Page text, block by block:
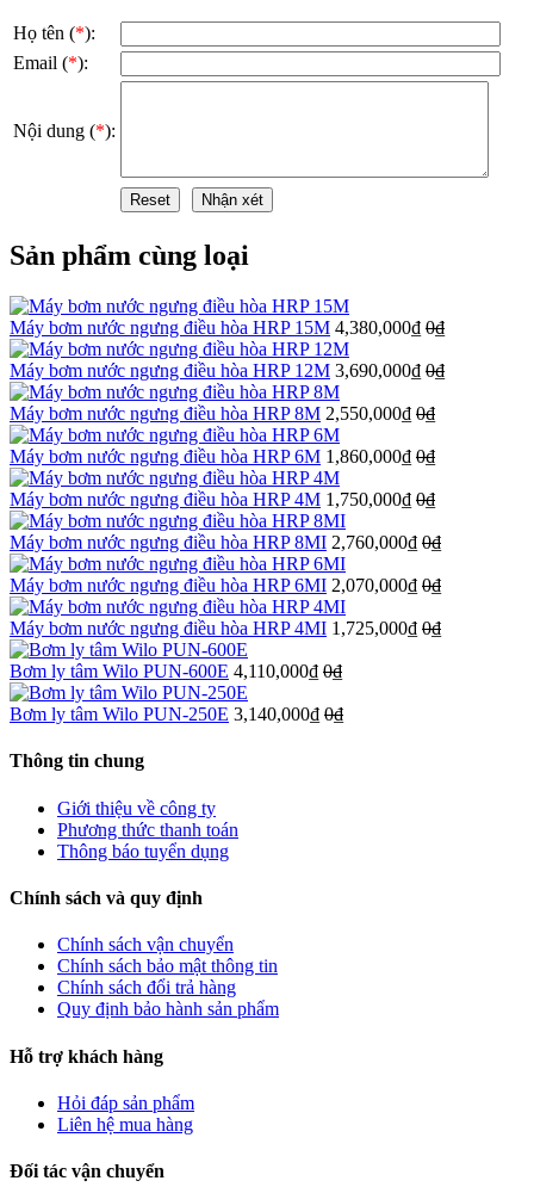
Họ tên (*):
Email (*):
Nội dung (*):
Sản phẩm cùng loại
Máy bơm nước ngưng điều hòa HRP 15M 4,380,000₫ 0₫
Máy bơm nước ngưng điều hòa HRP 12M 3,690,000₫ 0₫
Máy bơm nước ngưng điều hòa HRP 8M 2,550,000₫ 0₫
Máy bơm nước ngưng điều hòa HRP 6M 1,860,000₫ 0₫
Máy bơm nước ngưng điều hòa HRP 4M 1,750,000₫ 0₫
Máy bơm nước ngưng điều hòa HRP 8MI 2,760,000₫ 0₫
Máy bơm nước ngưng điều hòa HRP 6MI 2,070,000₫ 0₫
Máy bơm nước ngưng điều hòa HRP 4MI 1,725,000₫ 0₫
Bơm ly tâm Wilo PUN-600E 4,110,000₫ 0₫
Bơm ly tâm Wilo PUN-250E 3,140,000₫ 0₫
Thông tin chung
Giới thiệu về công ty
Phương thức thanh toán
Thông báo tuyển dụng
Chính sách và quy định
Chính sách vận chuyển
Chính sách bảo mật thông tin
Chính sách đổi trả hàng
Quy định bảo hành sản phẩm
Hỗ trợ khách hàng
Hỏi đáp sản phẩm
Liên hệ mua hàng
Đối tác vận chuyển